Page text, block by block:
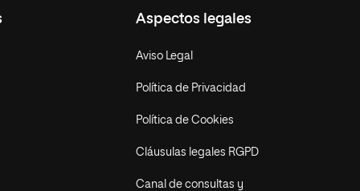
Aspectos legales
Aviso Legal
Política de Privacidad
Política de Cookies
Cláusulas legales RGPD
Canal de consultas y